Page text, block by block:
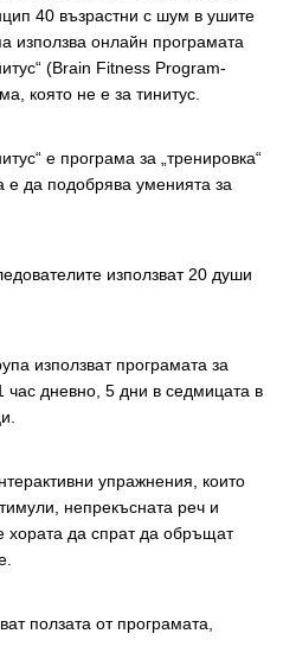
40 възрастни с шум в ушите
използва онлайн програмата
(Brain Fitness Program-
която не е за тинитус.
е програма за „тренировка“
е да подобрява уменията за
използват 20 души
използват програмата за
час дневно, 5 дни в седмицата в
упражнения, които
непрекъсната реч и
хората да спрат да обръщат
ползата от програмата,